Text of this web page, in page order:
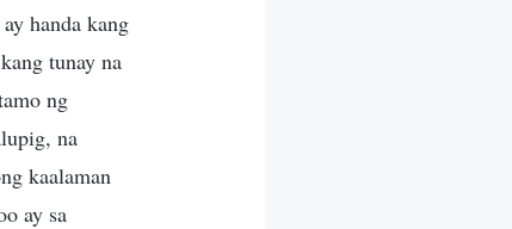
handa kang
tunay na
ng
na
kaalaman
ay sa